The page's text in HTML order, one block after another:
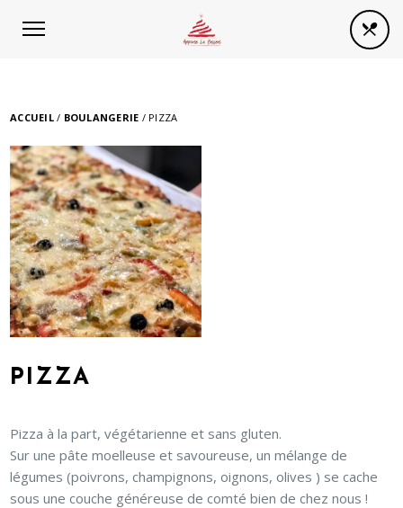
ACCUEIL/ BOULANGERIE / PIZZA
PIZZA
Pizza à la part, végétarienne et sans gluten.
Sur une pâte moelleuse et savoureuse, un mélange de
légumes (poivrons, champignons, oignons, olives ) se cache
sous une couche généreuse de comté bien de chez nous !
Panneau de gestion des cookies